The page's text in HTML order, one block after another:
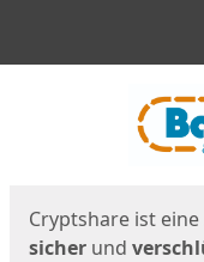
Cryptshare ist
sicher und